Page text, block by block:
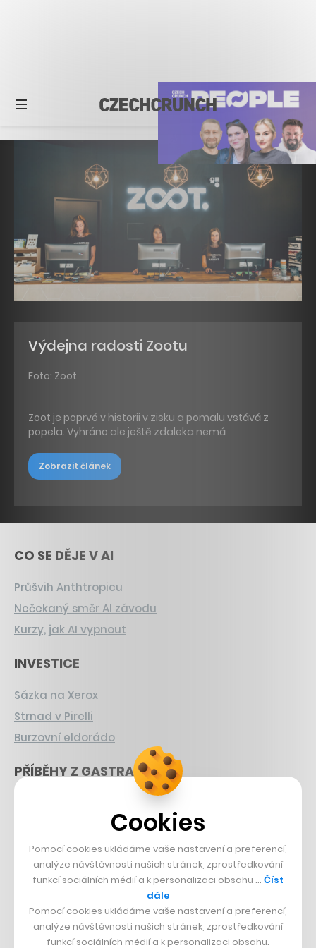
Výdejna radosti Zootu
Foto: Zoot
Zoot je poprvé v historii v zisku a pomalu vstává z
popela. Vyhráno ale ještě zdaleka nemá
Zobrazit článek
CO SE DĚJE V AI
Průšvih Anthtropicu
Nečekaný směr AI závodu
Kurzy, jak AI vypnout
INVESTICE
Sázka na Xerox
Strnad v Pirelli
Burzovní eldorádo
PŘÍBĚHY Z GASTRA
Francouzský šéfkuchař na Šumavě
Dva golfisti, co pečou
DESIGN
Bomma není tichá
Originální hodinky
Cookies
Pomocí cookies ukládáme vaše nastavení a preferencí,
analýze návštěvnosti našich stránek, zprostředkování
funkcí sociálních médií a k personalizaci obsahu … Číst
dále
Pomocí cookies ukládáme vaše nastavení a preferencí,
analýze návštěvnosti našich stránek, zprostředkování
funkcí sociálních médií a k personalizaci obsahu.